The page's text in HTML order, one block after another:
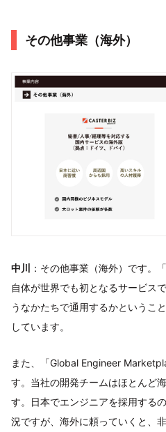
その他事業（海外）
中川
：その他事業（海外）です。
自体が世界でも初となるサービス
うなかたちで通用するかというこ
しています。
また、「Global Engineer
す。当社の開発チームはほとんど
す。日本でエンジニアを採用する
況ですが、海外に頼っていくと、